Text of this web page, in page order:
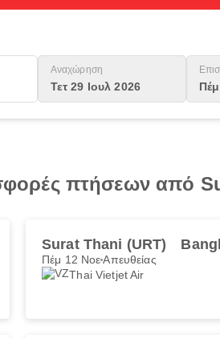
Αναχώρηση
Τετ 29 Ιουλ 2026
πτήσεων από
Surat Thani (URT)
Πέμ 12 ΝοεΑπευθείας
Thai Vietjet Air